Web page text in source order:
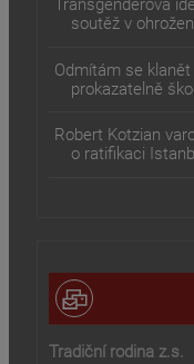
Transgenderová
soutěž v
Odmítám se
prokazatelně
Robert Kotzian
o ratifikaci
Tradiční rodina z.s.